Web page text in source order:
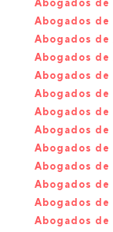
Abogados de
Abogados
Abogados
Abogados
Abogados
Abogados
Abogados
Abogados de
Abogados
Abogados de
Abogados
Abogados
Abogados